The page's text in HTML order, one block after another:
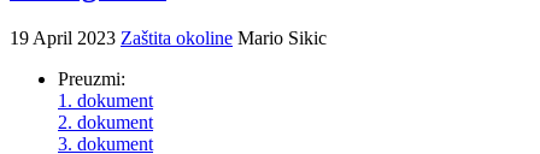
19 April 2023 Zaštita okoline Mario Sikic
Preuzmi:
1. dokument
2. dokument
3. dokument